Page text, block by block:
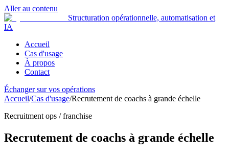
Aller au contenu
Structuration opérationnelle, automatisation et
IA
Accueil
Cas d'usage
À propos
Contact
Échanger sur vos opérations
Accueil/Cas d'usage/Recrutement de coachs à grande échelle
Recruitment ops / franchise
Recrutement de coachs à grande échelle